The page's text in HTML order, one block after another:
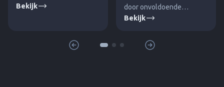
verschillende combinaties
Gebruik in een breed scala
Bekijk
door onvoldoende
elasticiteit van de
voor toepassingen met
Bekijk